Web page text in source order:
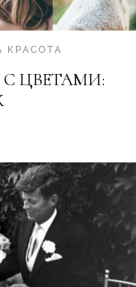
КРАСОТА
ЦВЕТАМИ: